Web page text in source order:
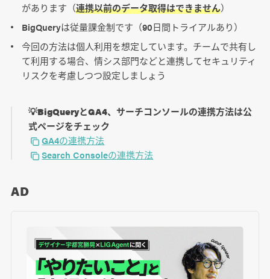
があります（連携以前のデータ取得はできません）
BigQueryは従量課金制です（90日間トライアルあり）
今回の方法は個人利用を想定しています。チームで共有し
て利用する場合、情シス部門などと連携してセキュリティ
リスクを考慮しつつ設定しましょう
💡BigQueryとGA4、サーチコンソールの連携方法は公
式ページをチェック
GA4の連携方法
Search Consoleの連携方法
AD